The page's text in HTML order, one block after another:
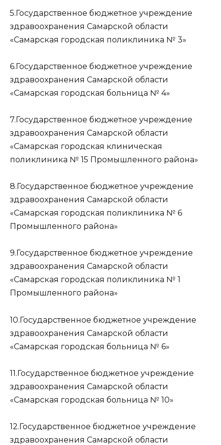
5.Государственное бюджетное учреждение
здравоохранения Самарской области
«Самарская городская поликлиника № 3»
6.Государственное бюджетное учреждение
здравоохранения Самарской области
«Самарская городская больница № 4»
7.Государственное бюджетное учреждение
здравоохранения Самарской области
«Самарская городская клиническая
поликлиника № 15 Промышленного района»
8.Государственное бюджетное учреждение
здравоохранения Самарской области
«Самарская городская поликлиника № 6
Промышленного района»
9.Государственное бюджетное учреждение
здравоохранения Самарской области
«Самарская городская поликлиника № 1
Промышленного района»
10.Государственное бюджетное учреждение
здравоохранения Самарской области
«Самарская городская больница № 6»
11.Государственное бюджетное учреждение
здравоохранения Самарской области
«Самарская городская больница № 10»
12.Государственное бюджетное учреждение
здравоохранения Самарской области